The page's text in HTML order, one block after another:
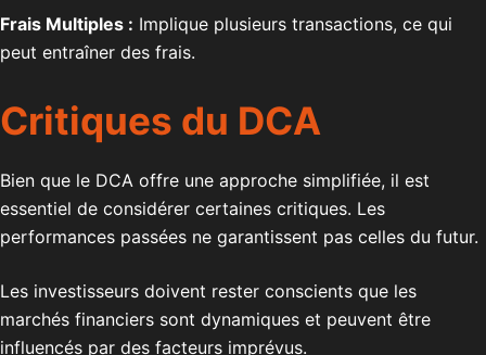
Frais Multiples : Implique plusieurs transactions, ce qui
peut entraîner des frais.
Critiques du DCA
Bien que le DCA offre une approche simplifiée, il est
essentiel de considérer certaines critiques. Les
performances passées ne garantissent pas celles du futur.
Les investisseurs doivent rester conscients que les
marchés financiers sont dynamiques et peuvent être
influencés par des facteurs imprévus.